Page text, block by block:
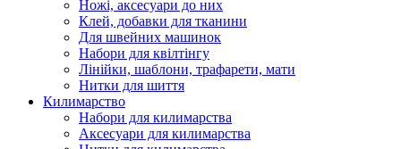
Ножі, аксесуари до них
Клей, добавки для тканини
Для швейних машинок
Набори для квілтінгу
Лінійки, шаблони, трафарети, мати
Нитки для шиття
Килимарство
Набори для килимарства
Аксесуари для килимарства